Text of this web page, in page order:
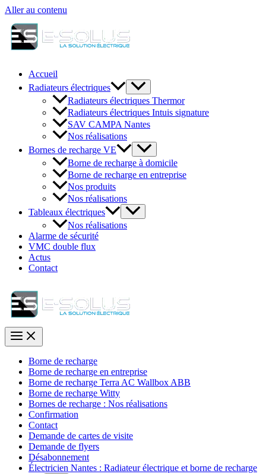
Aller au contenu
Accueil
Radiateurs électriques
Radiateurs électriques Thermor
Radiateurs électriques Intuis signature
SAV CAMPA Nantes
Nos réalisations
Bornes de recharge VE
Borne de recharge à domicile
Borne de recharge en entreprise
Nos produits
Nos réalisations
Tableaux électriques
Nos réalisations
Alarme de sécurité
VMC double flux
Actus
Contact
Borne de recharge
Borne de recharge en entreprise
Borne de recharge Terra AC Wallbox ABB
Borne de recharge Witty
Bornes de recharge : Nos réalisations
Confirmation
Contact
Demande de cartes de visite
Demande de flyers
Désabonnement
Électricien Nantes : Radiateur électrique et borne de recharge